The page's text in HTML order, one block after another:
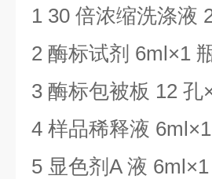
1 30 倍浓缩洗涤液
2 酶标试剂 6ml×1
3 酶标包被板 12 孔
4 样品稀释液 6ml×1
5 显色剂 A 液 6ml×1